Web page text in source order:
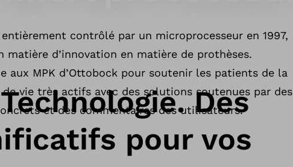
contrôlé par un microprocesseur en 1997,
matière d’innovation en matière de prothèses.
aux MPK d’Ottobock pour soutenir les patients de la
vie très actifs avec des solutions soutenues par des
et des commentaires des utilisateurs.
Des
pour vos